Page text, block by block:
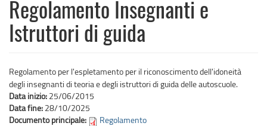
Regolamento Insegnanti e
Istruttori di guida
Regolamento per l'espletamento per il riconoscimento dell'idoneità
degli insegnanti di teoria e degli istruttori di guida delle autoscuole.
Data inizio: 25/06/2015
Data fine: 28/10/2025
Documento principale:
Regolamento